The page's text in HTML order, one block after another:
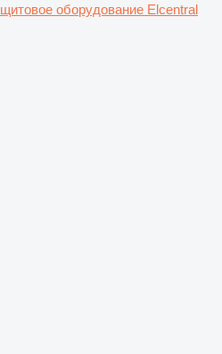
щитовое оборудование Elcentral